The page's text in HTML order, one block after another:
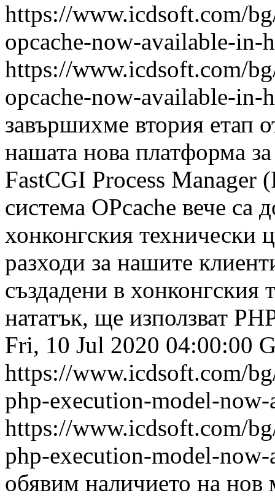
https://www.icdsoft.com/
opcache-now-available-in-
https://www.icdsoft.com/
opcache-now-available-in-
завършихме втория етап
нашата нова платформа
FastCGI Process
система OPcache вече са
хонконгския технически
разходи за нашите
създадени в хонконгския
нататък, ще използват
Fri, 10 Jul 2020 04:00:00
https://www.icdsoft.com/
php-execution-model-
https://www.icdsoft.com/
php-execution-model-
обявим наличието на нов